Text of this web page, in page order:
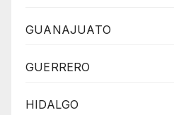
GUANAJUATO
GUERRERO
HIDALGO